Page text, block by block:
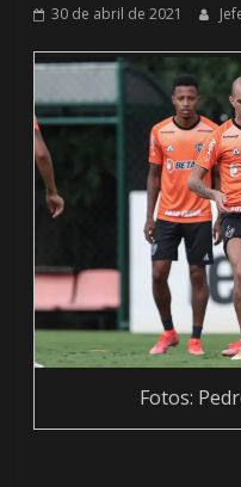
30 de abril de 2021
Fotos: